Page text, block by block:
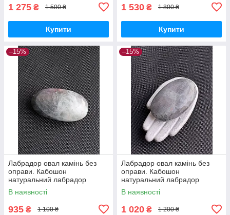
1 275 ₴ 1 500 ₴
Купити
1 530 ₴ 1 800 ₴
Купити
–15%
Лабрадор овал камінь без
оправи. Кабошон
натуральний лабрадор
58*31*20 мм. Індія.
В наявності
935 ₴ 1 100 ₴
–15%
Лабрадор овал камінь без
оправи. Кабошон
натуральний лабрадор
62*38*22 мм. Індія.
В наявності
1 020 ₴ 1 200 ₴